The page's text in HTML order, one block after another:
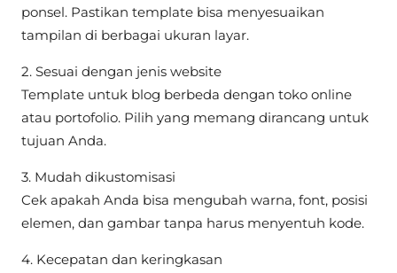
ponsel. Pastikan template bisa menyesuaikan
tampilan di berbagai ukuran layar.
2. Sesuai dengan jenis website
Template untuk blog berbeda dengan toko online
atau portofolio. Pilih yang memang dirancang untuk
tujuan Anda.
3. Mudah dikustomisasi
Cek apakah Anda bisa mengubah warna, font, posisi
elemen, dan gambar tanpa harus menyentuh kode.
4. Kecepatan dan keringkasan